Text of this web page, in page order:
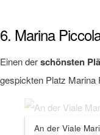
6. Marina
Einen derschönsten
gespickten Platz Marina
An der Viale